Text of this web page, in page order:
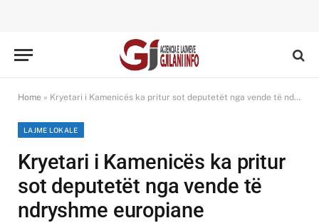
Home » Kryetari i Kamenicës ka pritur sot deputetët nga vende të ndryshme europiane
LAJME LOKALE
Kryetari i Kamenicës ka pritur
sot deputetët nga vende të
ndryshme europiane